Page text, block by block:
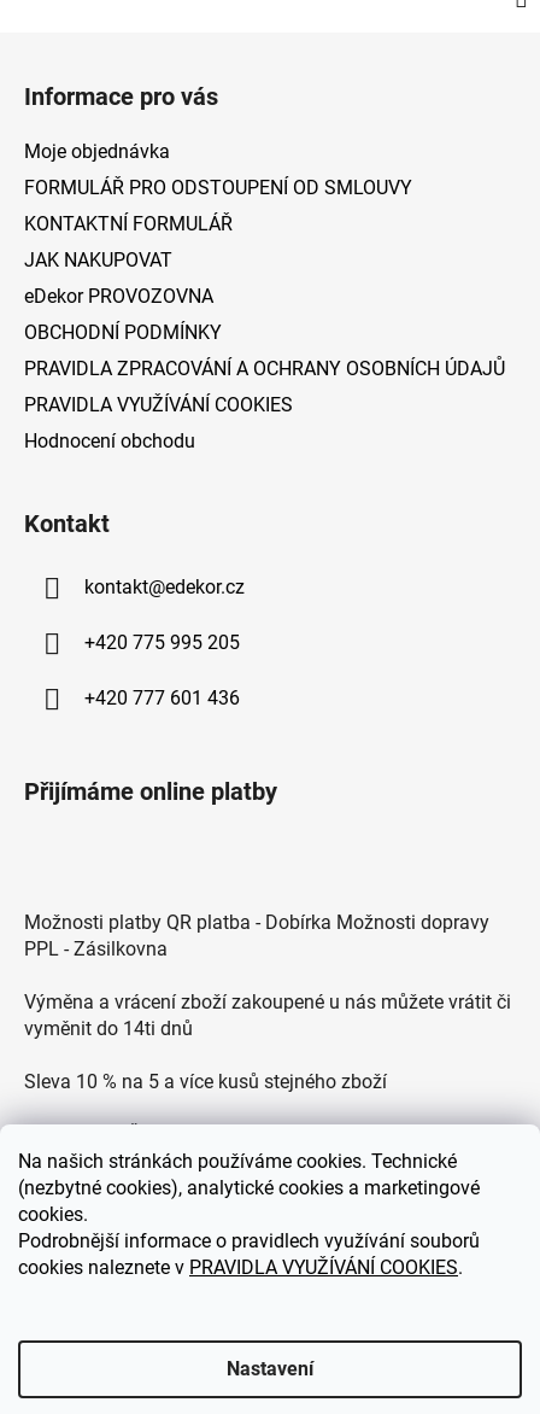
Na našich stránkách používáme cookies. Technické
(nezbytné cookies), analytické cookies a marketingové
cookies.
Podrobnější informace o pravidlech využívání souborů
cookies naleznete v PRAVIDLA VYUŽÍVÁNÍ COOKIES.
Nastavení
Informace pro vás
Moje objednávka
FORMULÁŘ PRO ODSTOUPENÍ OD SMLOUVY
KONTAKTNÍ FORMULÁŘ
JAK NAKUPOVAT
eDekor PROVOZOVNA
OBCHODNÍ PODMÍNKY
PRAVIDLA ZPRACOVÁNÍ A OCHRANY OSOBNÍCH ÚDAJŮ
PRAVIDLA VYUŽÍVÁNÍ COOKIES
Hodnocení obchodu
Kontakt
kontakt@edekor.cz
+420 775 995 205
+420 777 601 436
Přijímáme online platby
Možnosti platby QR platba - Dobírka Možnosti dopravy
PPL - Zásilkovna
Výměna a vrácení zboží zakoupené u nás můžete vrátit či
vyměnit do 14ti dnů
Sleva 10 % na 5 a více kusů stejného zboží
Zákaznická podpora každý všední den od 9.00 do 18.00
hodin
eDEKOR.cz